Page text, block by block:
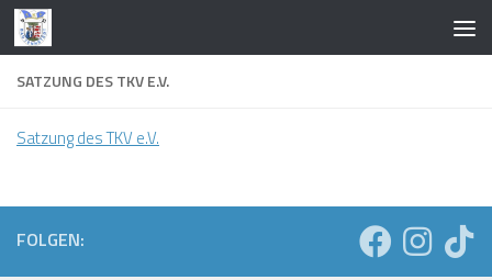
Zum Inhalt springen
SATZUNG DES TKV E.V.
Satzung des TKV e.V.
FOLGEN: